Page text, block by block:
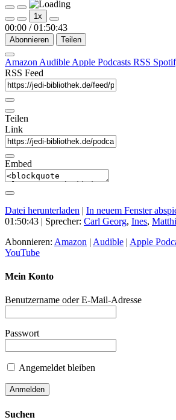
Play
Episode
Pause
Episode
1x
00:00 / 01:50:43
Abonnieren Teilen
Amazon Audible Apple Podcasts RSS
RSS Feed
Teilen
Link
Embed
Datei herunterladen | In neuem Fenster
01:50:43 | Sprecher: Carl Georg, Ines,
Abonnieren: Amazon | Audible | Apple
YouTube
Mein Konto
Benutzername oder E-Mail-Adresse
Passwort
Angemeldet bleiben
Suchen